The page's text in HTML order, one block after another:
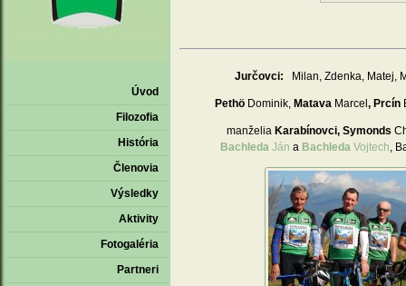
Úvod
Filozofia
História
Členovia
Výsledky
Aktivity
Fotogaléria
Partneri
Jurčovci: Milan, Zdenka, Matej,
Pethö Dominik, Matava Marcel, Prcín
manželia Karabínovci, Symonds
Bachleda Ján a Bachleda Vojtech,